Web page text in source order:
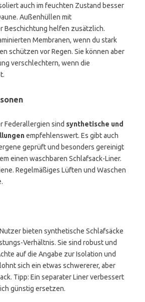
auch im feuchten Zustand besser
Außenhüllen mit
Beschichtung helfen zusätzlich.
Membranen, wenn du stark
schützen vor Regen. Sie können aber
verschlechtern, wenn die
Federallergien sind synthetische und
empfehlenswert. Es gibt auch
geprüft und besonders gereinigt
einen waschbaren Schlafsack-Liner.
Regelmäßiges Lüften und Waschen
bieten synthetische Schlafsäcke
Verhältnis. Sie sind robust und
auf die Angabe zur Isolation und
sich ein etwas schwererer, aber
Tipp: Ein separater Liner verbessert
günstig ersetzen.